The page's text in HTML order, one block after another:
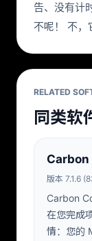
告、没有计
不呢！ 不
RELATED
同类软
Carbon
版本 7.1.6
Carbon
在您完成
情：您的